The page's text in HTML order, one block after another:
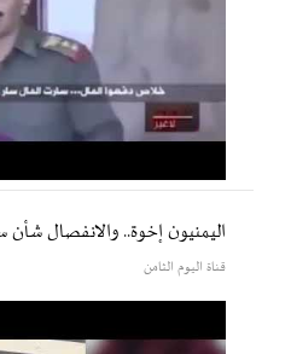
اليمنيون إخوة.. والانفصال شأن
قناة اليوم الثامن